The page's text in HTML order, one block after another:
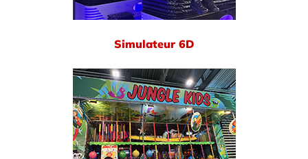
Simulateur 6D